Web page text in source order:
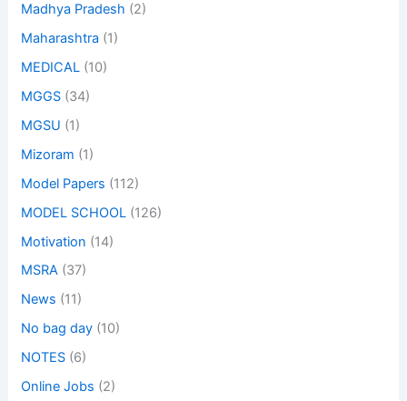
Madhya Pradesh (2)
Maharashtra (1)
MEDICAL (10)
MGGS (34)
MGSU (1)
Mizoram (1)
Model Papers (112)
MODEL SCHOOL (126)
Motivation (14)
MSRA (37)
News (11)
No bag day (10)
NOTES (6)
Online Jobs (2)